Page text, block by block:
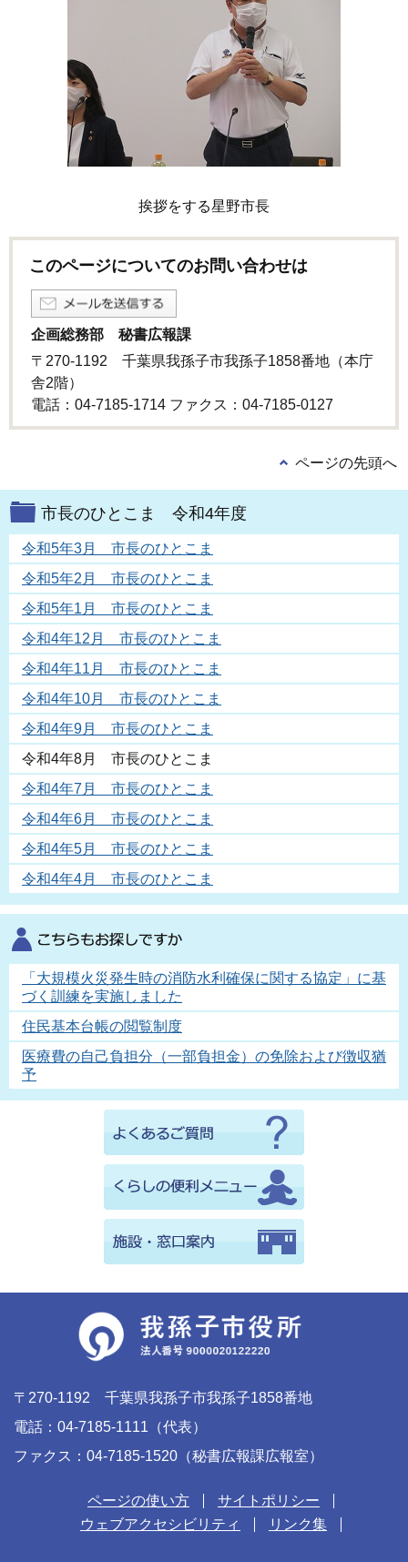
挨拶をする星野市長
このページについてのお問い合わせは
企画総務部 秘書広報課
〒270-1192 千葉県我孫子市我孫子1858番地（本庁
舎2階）
電話：04-7185-1714 ファクス：04-7185-0127
ページの先頭へ
市長のひとこま 令和4年度
令和5年3月 市長のひとこま
令和5年2月 市長のひとこま
令和5年1月 市長のひとこま
令和4年12月 市長のひとこま
令和4年11月 市長のひとこま
令和4年10月 市長のひとこま
令和4年9月 市長のひとこま
令和4年8月 市長のひとこま
令和4年7月 市長のひとこま
令和4年6月 市長のひとこま
令和4年5月 市長のひとこま
令和4年4月 市長のひとこま
「大規模火災発生時の消防水利確保に関する協定」に基
づく訓練を実施しました
住民基本台帳の閲覧制度
医療費の自己負担分（一部負担金）の免除および徴収猶
予
〒270-1192 千葉県我孫子市我孫子1858番地
電話：04-7185-1111（代表）
ファクス：04-7185-1520（秘書広報課広報室）
ページの使い方
サイトポリシー
ウェブアクセシビリティ
リンク集